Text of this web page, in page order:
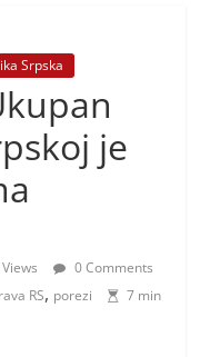
Srpska
je
0 Comments
RS, porezi
7 min